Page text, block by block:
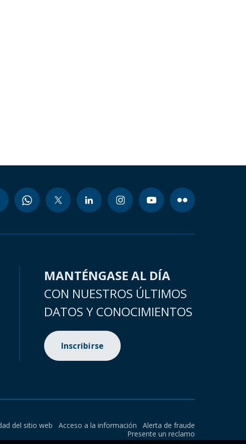
MANTÉNGASE AL DÍA
CON NUESTROS ÚLTIMOS
DATOS Y CONOCIMIENTOS
Inscribirse
del sitio web Acceso a la información
Alerta de fraude
Presente un reclamo